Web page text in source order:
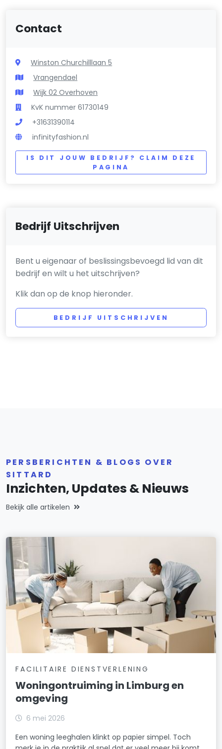
Contact
Winston Churchilllaan 5
Vrangendael
Wijk 02 Overhoven
KvK nummer 61730149
+31631390114
infinityfashion.nl
IS DIT JOUW BEDRIJF? CLAIM DEZE
PAGINA
Bedrijf Uitschrijven
Bent u eigenaar of beslissingsbevoegd lid van dit
bedrijf en wilt u het uitschrijven?
Klik dan op de knop hieronder.
BEDRIJF UITSCHRIJVEN
PERSBERICHTEN & BLOGS OVER
SITTARD
Inzichten, Updates & Nieuws
Bekijk alle artikelen
FACILITAIRE DIENSTVERLENING
Woningontruiming in Limburg en
omgeving
6 mei 2026
Een woning leeghalen klinkt op papier simpel. Toch